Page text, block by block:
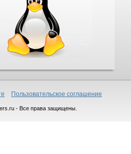
Пользовательское соглашение
- Все права защищены.